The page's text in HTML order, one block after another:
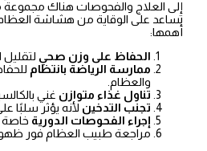
إلى العلاج والفحوصات هناك مجموعة
تساعد على الوقاية من هشاشة
أهمها:
الحفاظ على وزن صحي
ممارسة الرياضة بانتظام
والعظام.
تناول غذاء متوازن غني
تجنب التدخين لأنه يؤثر سلبًا
إجراء الفحوصات الدورية خاصة
مراجعة طبيب العظام فور